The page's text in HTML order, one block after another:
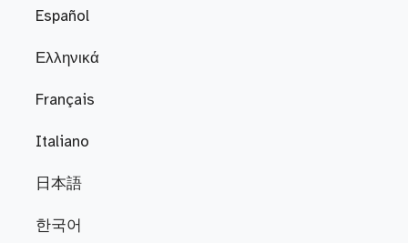
Español
Ελληνικά
Français
Italiano
日本語
한국어